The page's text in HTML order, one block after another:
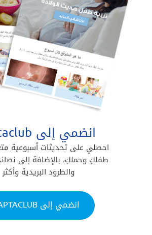
انضمي إلى Aptaclub
احصلي على تحديثات أسبوعية
طفلكِ وحملكِ، بالإضافة إلى
والطرود البريدية وأكثر
انضمي إلى APTACLUB